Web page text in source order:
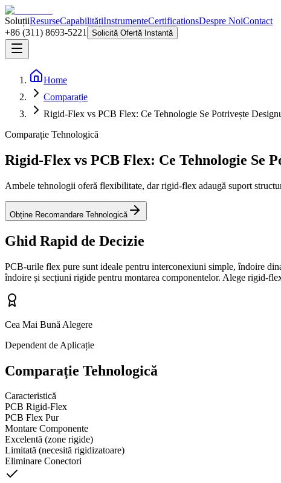
SoluțiiResurseCapabilitățiInstrumenteCertificationsDespre NoiContact
+86 (311) 8693-5221
Solicită Ofertă Instantă
Home
Comparație
Rigid-Flex vs PCB Flex: Ce Tehnologie Se Potrivește
Comparație Tehnologică
Rigid-Flex vs PCB Flex: Ce Tehnologie Se
Ambele tehnologii oferă flexibilitate, dar rigid-flex adaugă suport
Obține Recomandare Tehnologică
Ghid Rapid de Decizie
PCB-urile flex pure sunt ideale pentru interconexiuni simple, îndoire
îndoire și secțiuni rigide pentru montarea componentelor. Alege rigid-
Cea Mai Bună Alegere
Dependent de Aplicație
Comparație Tehnologică
Caracteristică
PCB Rigid-Flex
PCB Flex Pur
Montare Componente
Excelentă (zone rigide)
Limitată (necesită rigidizatoare)
Eliminare Conectori